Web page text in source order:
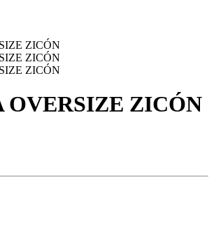
OVERSIZE ZICÓN